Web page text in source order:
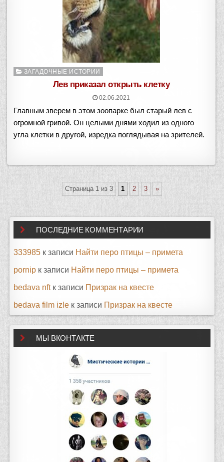
Опубликовано
ЗАГАДОЧНЫЕ ИСТОРИИ
Лев приказал открыть клетку
02.06.2021
Главным зверем в этом зоопарке был старый лев с
огромной гривой. Он целыми днями ходил из одного
угла клетки в другой, изредка поглядывая на зрителей.
Страница 1 из 3 1 2 3 »
ПОСЛЕДНИЕ КОММЕНТАРИИ
333985 к записи Найти перо птицы – примета
pornip к записи Найти перо птицы – примета
bedava nftк записи Призрак на квесте
bedava film izle к записи Призрак на квесте
МЫ ВКОНТАКТЕ